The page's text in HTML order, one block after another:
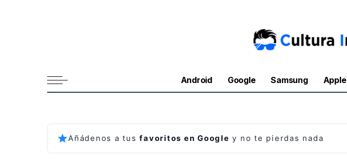
Android Google Samsung Apple
Añádenos a tusfavoritos en Google y no te pierdas nada